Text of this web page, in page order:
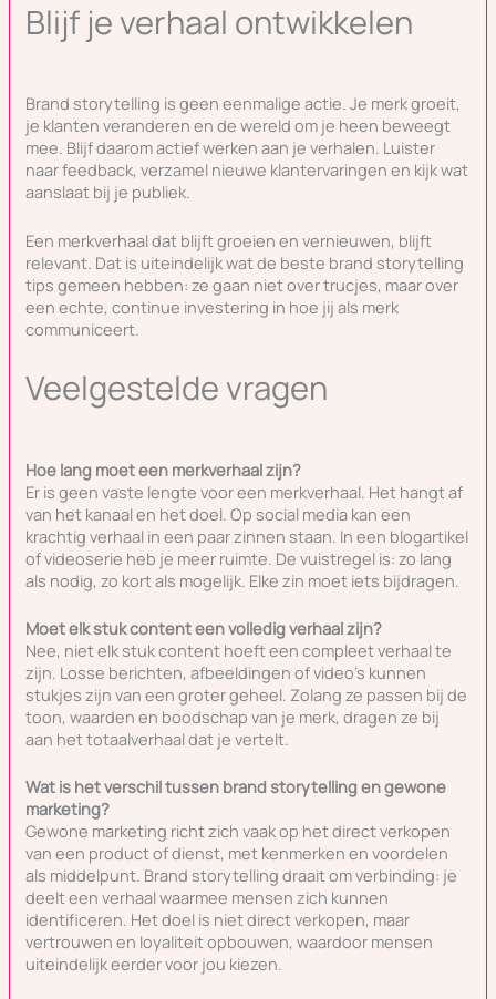
Blijf je verhaal ontwikkelen
Brand storytelling is geen eenmalige actie. Je merk groeit,
je klanten veranderen en de wereld om je heen beweegt
mee. Blijf daarom actief werken aan je verhalen. Luister
naar feedback, verzamel nieuwe klantervaringen en kijk wat
aanslaat bij je publiek.
Een merkverhaal dat blijft groeien en vernieuwen, blijft
relevant. Dat is uiteindelijk wat de beste brand storytelling
tips gemeen hebben: ze gaan niet over trucjes, maar over
een echte, continue investering in hoe jij als merk
communiceert.
Veelgestelde vragen
Hoe lang moet een merkverhaal zijn?
Er is geen vaste lengte voor een merkverhaal. Het hangt af
van het kanaal en het doel. Op social media kan een
krachtig verhaal in een paar zinnen staan. In een blogartikel
of videoserie heb je meer ruimte. De vuistregel is: zo lang
als nodig, zo kort als mogelijk. Elke zin moet iets bijdragen.
Moet elk stuk content een volledig verhaal zijn?
Nee, niet elk stuk content hoeft een compleet verhaal te
zijn. Losse berichten, afbeeldingen of video’s kunnen
stukjes zijn van een groter geheel. Zolang ze passen bij de
toon, waarden en boodschap van je merk, dragen ze bij
aan het totaalverhaal dat je vertelt.
Wat is het verschil tussen brand storytelling en gewone
marketing?
Gewone marketing richt zich vaak op het direct verkopen
van een product of dienst, met kenmerken en voordelen
als middelpunt. Brand storytelling draait om verbinding: je
deelt een verhaal waarmee mensen zich kunnen
identificeren. Het doel is niet direct verkopen, maar
vertrouwen en loyaliteit opbouwen, waardoor mensen
uiteindelijk eerder voor jou kiezen.